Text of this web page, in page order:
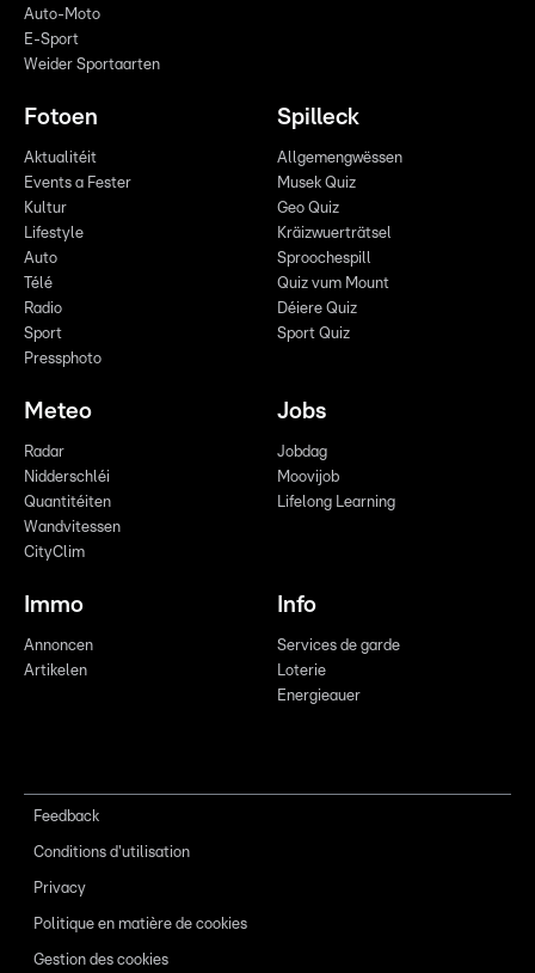
Auto-Moto
E-Sport
Weider Sportaarten
Fotoen
Aktualitéit
Events a Fester
Kultur
Lifestyle
Auto
Télé
Radio
Sport
Pressphoto
Spilleck
Allgemengwëssen
Musek Quiz
Geo Quiz
Kräizwuerträtsel
Sproochespill
Quiz vum Mount
Déiere Quiz
Sport Quiz
Meteo
Radar
Nidderschléi
Quantitéiten
Wandvitessen
CityClim
Jobs
Jobdag
Moovijob
Lifelong Learning
Immo
Annoncen
Artikelen
Info
Services de garde
Loterie
Energieauer
Feedback
Conditions d'utilisation
Privacy
Politique en matière de cookies
Gestion des cookies